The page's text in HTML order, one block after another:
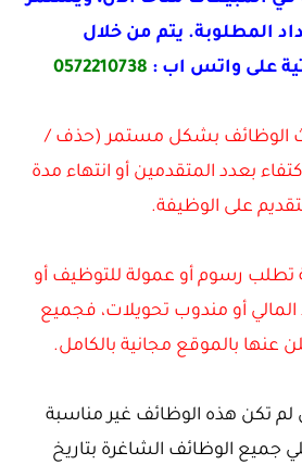
المطلوبة. يتم من خلال
على واتس اب : 0572210738
الوظائف بشكل مستمر (حذف /
بعدد المتقدمين أو انتهاء مدة
على الوظيفة.
تطلب رسوم أو عمولة للتوظيف أو
أو مندوب تحويلات، فجميع
عنها بالموقع مجانية بالكامل.
تكن هذه الوظائف غير مناسبة
جميع الوظائف الشاغرة بتاريخ